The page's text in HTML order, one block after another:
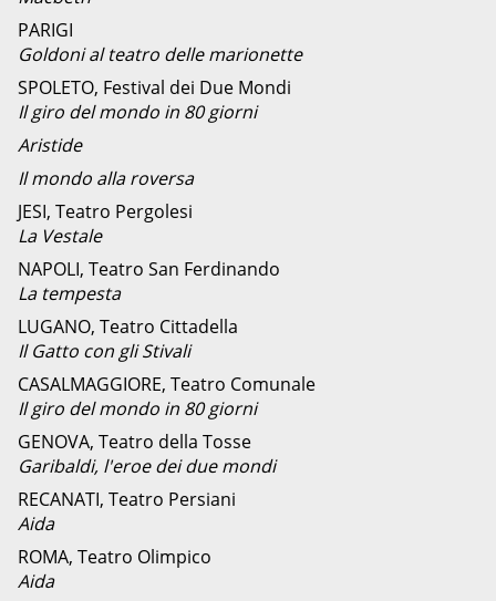
PARIGI
Goldoni al teatro delle marionette
SPOLETO, Festival dei Due Mondi
Il giro del mondo in 80 giorni
Aristide
Il mondo alla roversa
JESI, Teatro Pergolesi
La Vestale
NAPOLI, Teatro San Ferdinando
La tempesta
LUGANO, Teatro Cittadella
Il Gatto con gli Stivali
CASALMAGGIORE, Teatro Comunale
Il giro del mondo in 80 giorni
GENOVA, Teatro della Tosse
Garibaldi, l'eroe dei due mondi
RECANATI, Teatro Persiani
Aida
ROMA, Teatro Olimpico
Aida